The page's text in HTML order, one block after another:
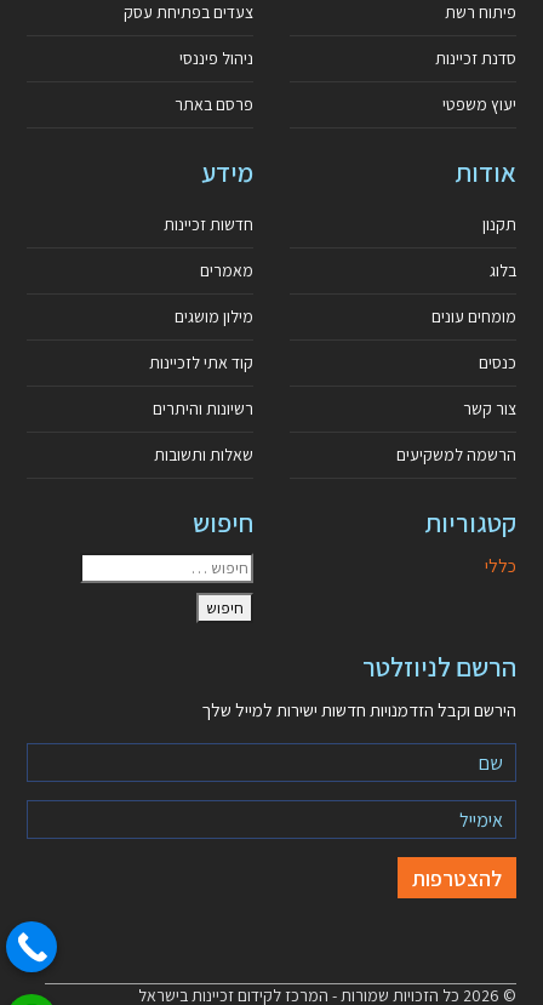
פיתוח רשת
סדנת זכיינות
יעוץ משפטי
צעדים בפתיחת עסק
ניהול פיננסי
פרסם באתר
אודות
תקנון
בלוג
מומחים עונים
כנסים
צור קשר
הרשמה למשקיעים
מידע
חדשות זכיינות
מאמרים
מילון מושגים
קוד אתי לזכיינות
רשיונות והיתרים
שאלות ותשובות
קטגוריות
כללי
חיפוש
הרשם לניוזלטר
הירשם וקבל הזדמנויות חדשות ישירות למייל שלך
© 2026 כל הזכויות שמורות - המרכז לקידום זכיינות בישראל